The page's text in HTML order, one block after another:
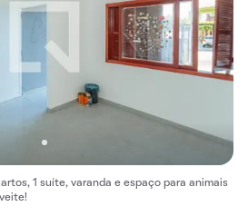
1 suíte, varanda e espaço para animais